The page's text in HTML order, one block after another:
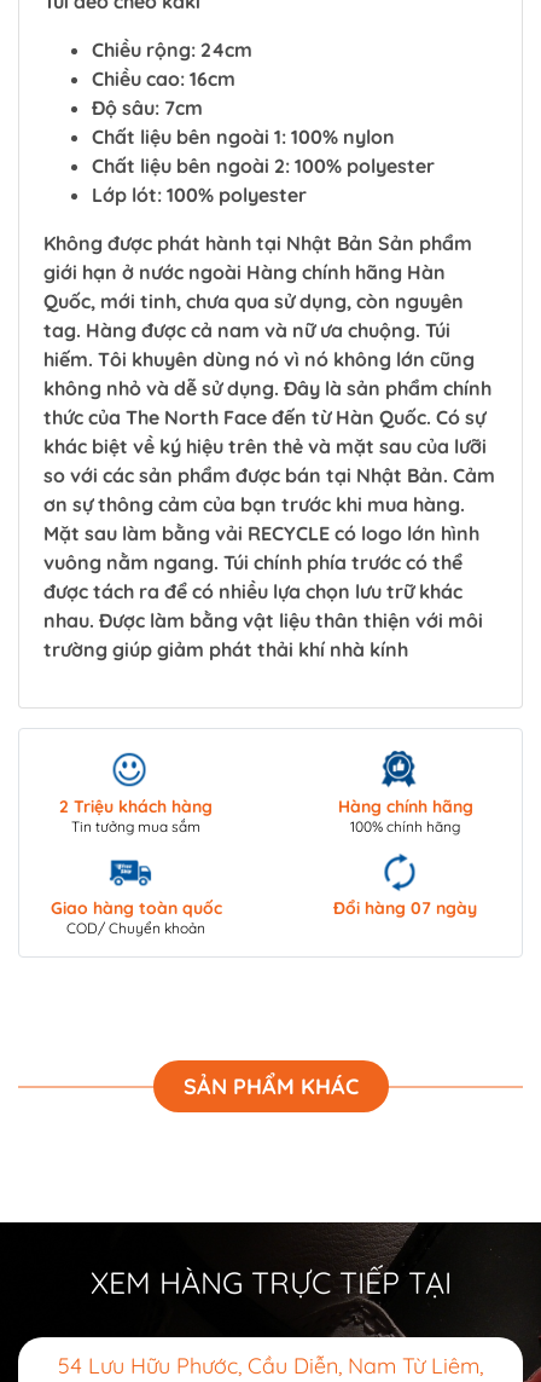
Chiều rộng: 24cm
Chiều cao: 16cm
Độ sâu: 7cm
Chất liệu bên ngoài 1: 100% nylon
Chất liệu bên ngoài 2: 100% polyester
Lớp lót: 100% polyester
Không được phát hành tại Nhật Bản Sản phẩm
giới hạn ở nước ngoài Hàng chính hãng Hàn
Quốc, mới tinh, chưa qua sử dụng, còn nguyên
tag. Hàng được cả nam và nữ ưa chuộng. Túi
hiếm. Tôi khuyên dùng nó vì nó không lớn cũng
không nhỏ và dễ sử dụng. Đây là sản phẩm chính
thức của The North Face đến từ Hàn Quốc. Có sự
khác biệt về ký hiệu trên thẻ và mặt sau của lưỡi
so với các sản phẩm được bán tại Nhật Bản. Cảm
ơn sự thông cảm của bạn trước khi mua hàng.
Mặt sau làm bằng vải RECYCLE có logo lớn hình
vuông nằm ngang. Túi chính phía trước có thể
được tách ra để có nhiều lựa chọn lưu trữ khác
nhau. Được làm bằng vật liệu thân thiện với môi
trường giúp giảm phát thải khí nhà kính
2 Triệu khách hàng
Tin tưởng mua sắm
Hàng chính hãng
100% chính hãng
Giao hàng toàn quốc
COD/ Chuyển khoản
Đổi hàng 07 ngày
SẢN PHẨM KHÁC
XEM HÀNG TRỰC TIẾP TẠI
54 Lưu Hữu Phước, Cầu Diễn, Nam Từ Liêm,